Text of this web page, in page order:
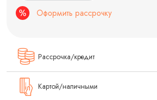
Оформить рассрочку
Рассрочка/кредит
Картой/наличными